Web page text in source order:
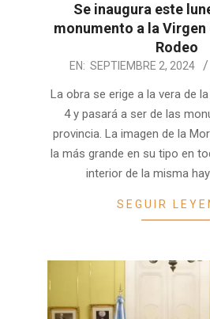
Se inaugura este
monumento a la Virgen
Rodeo
2024-EN: SEPTIEMBRE 2, 2024
La obra se erige a la vera de
4 y pasará a ser de las
provincia. La imagen de la
la más grande en su tipo en
interior de la misma
SEGUIR